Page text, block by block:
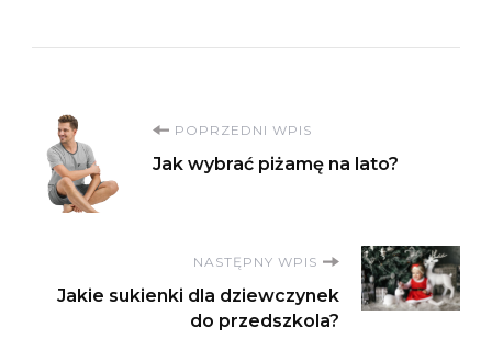
Nawigacja
wpisu
POPRZEDNI WPIS
Jak wybrać piżamę na lato?
NASTĘPNY WPIS
Jakie sukienki dla dziewczynek
do przedszkola?